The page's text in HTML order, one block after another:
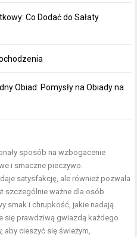
Co Dodać do Sałaty
Obiad: Pomysły na Obiady na
sposób na wzbogacenie
i smaczne pieczywo.
satysfakcję, ale również pozwala
szczególnie ważne dla osób
smak i chrupkość, jakie nadają
się prawdziwą gwiazdą każdego
aby cieszyć się świeżym,